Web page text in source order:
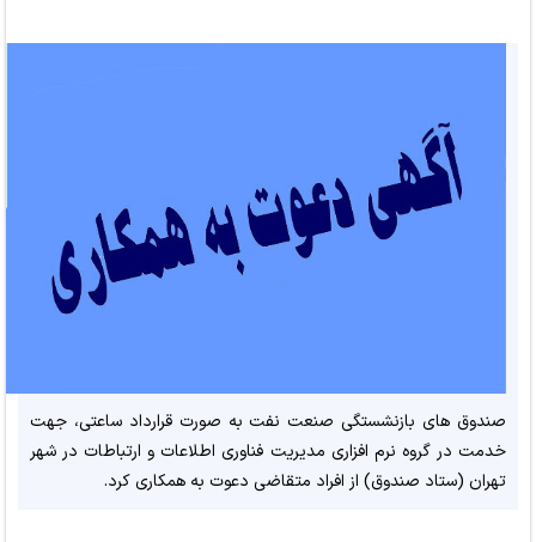
صندوق های بازنشستگی صنعت نفت به ‌صورت قرارداد ساعتی، جهت
خدمت در گروه نرم­ افزاری مدیریت فناوری اطلاعات و ارتباطات در شهر
تهران (ستاد صندوق) از افراد متقاضی دعوت به همکاری کرد.